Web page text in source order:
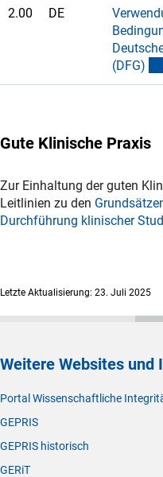
2.00 DE
(DFG)
Gute Klinische Praxis
Zur Einhaltung der guten
Leitlinien zu den
Durchführung klinischer
Letzte Aktualisierung: 23. Juli 2025
Weitere Websites
Portal Wissenschaftliche
GEPRIS
GEPRIS historisch
GERiT